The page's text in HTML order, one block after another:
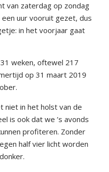
van zaterdag op zondag
uur vooruit gezet, dus
in het voorjaar gaat
weken, oftewel 217
op 31 maart 2019
in het holst van de
is ook dat we ’s avonds
profiteren. Zonder
half vier licht worden